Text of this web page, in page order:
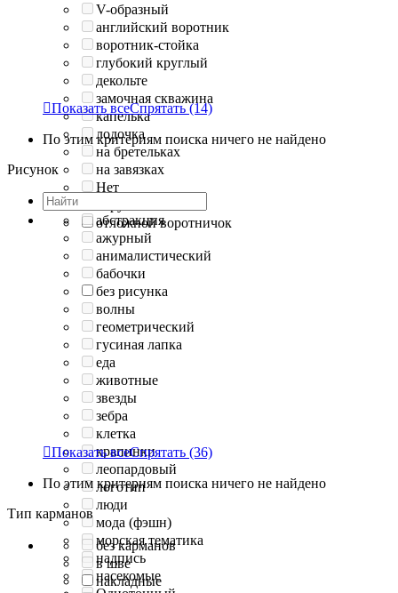
V-образный
английский воротник
воротник-стойка
глубокий круглый
декольте
замочная скважина
капелька
лодочка
на бретельках
на завязках
Нет
отложной воротничок
Показать всеСпрятать(14)
По этим критериям поиска ничего не найдено
Рисунок
абстракция
ажурный
анималистический
бабочки
без рисунка
волны
геометрический
гусиная лапка
еда
животные
звезды
зебра
клетка
крапинки
леопардовый
логотип
люди
мода (фэшн)
морская тематика
надпись
насекомые
Показать всеСпрятать (36)
По этим критериям поиска ничего не найдено
Тип карманов
без карманов
в шве
накладные